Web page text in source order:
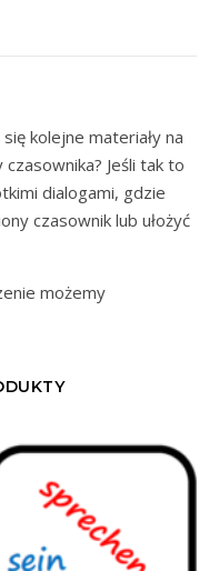
kolejne materiały na
Jeśli tak to
dialogami, gdzie
czasownik lub ułożyć
możemy